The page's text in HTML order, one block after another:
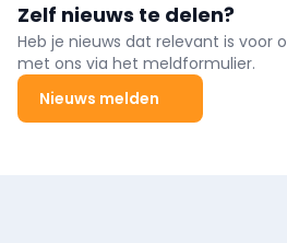
Hierdoor breidt Gira het assortiment van
bedieningseenheden uit.
Zelf nieuws te delen?
Heb je nieuws dat relevant is voor
met ons via het meldformulier.
Nieuws melden